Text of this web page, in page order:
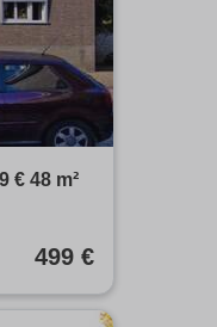
€ 48 m²
499 €